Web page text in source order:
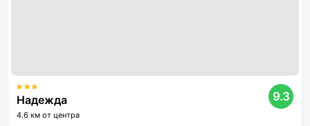
Надежда
4.6 км от центра
9.3